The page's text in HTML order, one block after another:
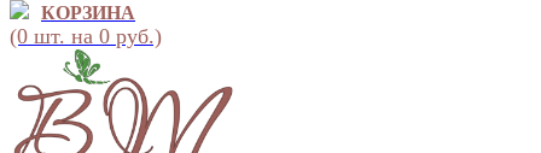
КОРЗИНА
(0 шт. на 0 руб.)